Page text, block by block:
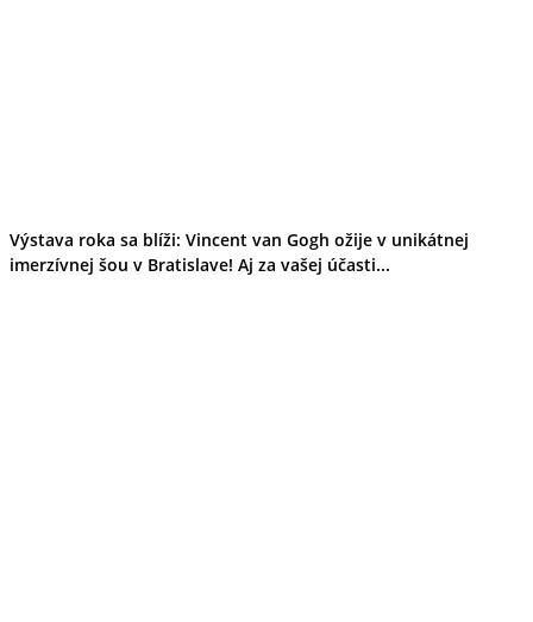
Výstava roka sa blíži: Vincent van Gogh ožije v unikátnej
imerzívnej šou v Bratislave! Aj za vašej účasti...